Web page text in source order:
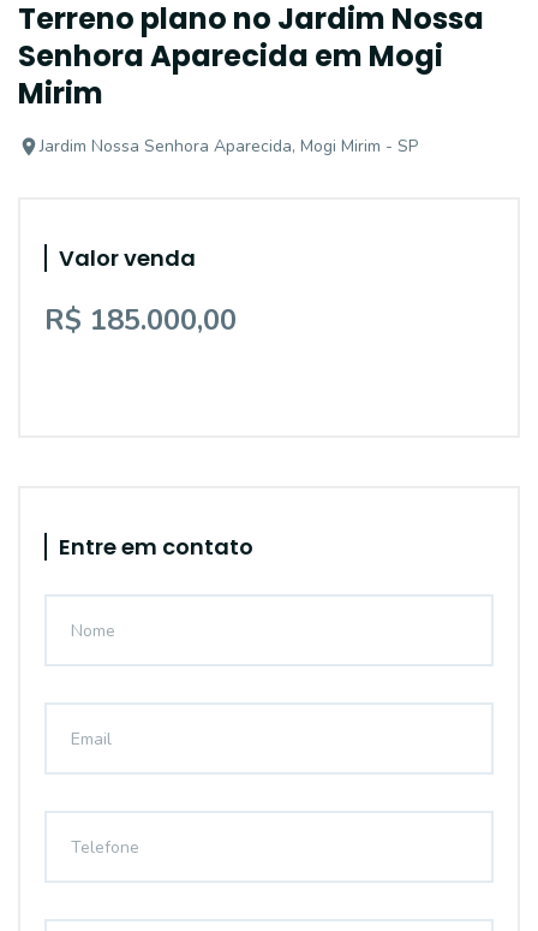
Terreno plano no Jardim Nossa
Senhora Aparecida em Mogi
Mirim
Jardim Nossa Senhora Aparecida, Mogi Mirim - SP
Valor venda
R$ 185.000,00
Entre em contato